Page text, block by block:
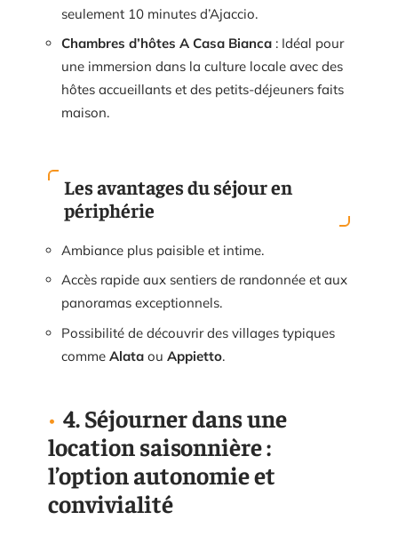
seulement 10 minutes d’Ajaccio.
Chambres d’hôtes A Casa Bianca : Idéal pour
une immersion dans la culture locale avec des
hôtes accueillants et des petits-déjeuners faits
maison.
Les avantages du séjour en
périphérie
Ambiance plus paisible et intime.
Accès rapide aux sentiers de randonnée et aux
panoramas exceptionnels.
Possibilité de découvrir des villages typiques
comme Alata ou Appietto.
4. Séjourner dans une
location saisonnière :
l’option autonomie et
convivialité